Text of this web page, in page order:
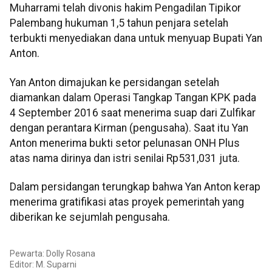
Muharrami telah divonis hakim Pengadilan Tipikor
Palembang hukuman 1,5 tahun penjara setelah
terbukti menyediakan dana untuk menyuap Bupati Yan
Anton.
Yan Anton dimajukan ke persidangan setelah
diamankan dalam Operasi Tangkap Tangan KPK pada
4 September 2016 saat menerima suap dari Zulfikar
dengan perantara Kirman (pengusaha). Saat itu Yan
Anton menerima bukti setor pelunasan ONH Plus
atas nama dirinya dan istri senilai Rp531,031 juta.
Dalam persidangan terungkap bahwa Yan Anton kerap
menerima gratifikasi atas proyek pemerintah yang
diberikan ke sejumlah pengusaha.
Pewarta: Dolly Rosana
Editor: M. Suparni